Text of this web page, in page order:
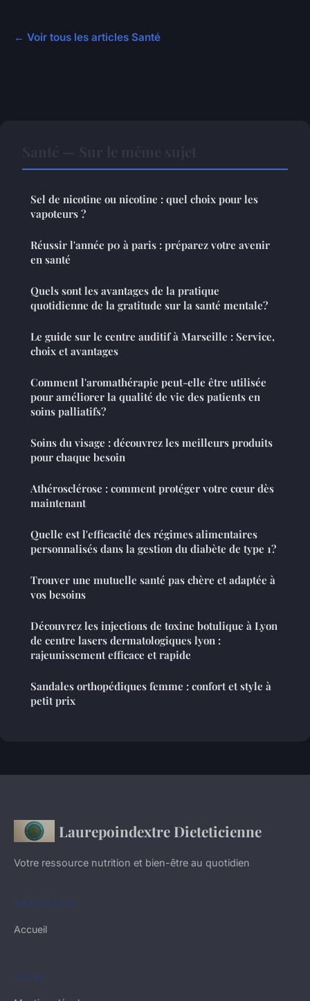
← Voir tous les articles Santé
Sel de nicotine ou nicotine : quel choix pour les
vapoteurs ?
Réussir l'année p0 à paris : préparez votre avenir
en santé
Quels sont les avantages de la pratique
quotidienne de la gratitude sur la santé mentale?
Le guide sur le centre auditif à Marseille : Service,
choix et avantages
Comment l'aromathérapie peut-elle être utilisée
pour améliorer la qualité de vie des patients en
soins palliatifs?
Soins du visage : découvrez les meilleurs produits
pour chaque besoin
Athérosclérose : comment protéger votre cœur dès
maintenant
Quelle est l'efficacité des régimes alimentaires
personnalisés dans la gestion du diabète de type 1?
Trouver une mutuelle santé pas chère et adaptée à
vos besoins
Découvrez les injections de toxine botulique à Lyon
de centre lasers dermatologiques lyon :
rajeunissement efficace et rapide
Sandales orthopédiques femme : confort et style à
petit prix
Laurepoindextre Dieteticienne
Votre ressource nutrition et bien-être au quotidien
NAVIGATION
Accueil
LÉGAL